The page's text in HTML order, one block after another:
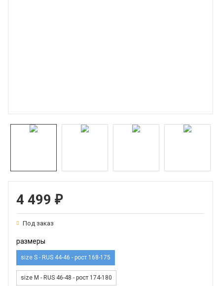
4 499 ₽
Под заказ
размеры
size S - RUS 44-46 - рост 168-175
size M - RUS 46-48 - рост 174-180